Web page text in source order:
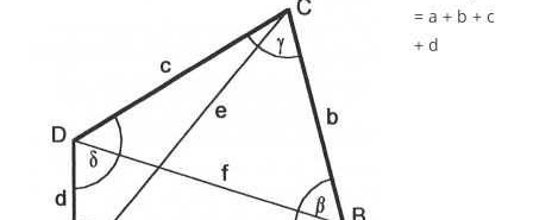
= a + b + c
+ d